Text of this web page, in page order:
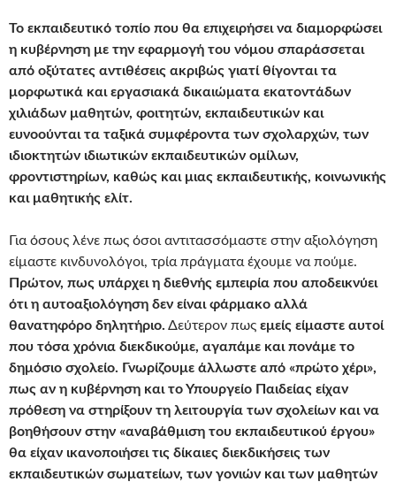
Το εκπαιδευτικό τοπίο που θα επιχειρήσει να διαμορφώσει
η κυβέρνηση με την εφαρμογή του νόμου σπαράσσεται
από οξύτατες αντιθέσεις ακριβώς γιατί θίγονται τα
μορφωτικά και εργασιακά δικαιώματα εκατοντάδων
χιλιάδων μαθητών, φοιτητών, εκπαιδευτικών και
ευνοούνται τα ταξικά συμφέροντα των σχολαρχών, των
ιδιοκτητών ιδιωτικών εκπαιδευτικών ομίλων,
φροντιστηρίων, καθώς και μιας εκπαιδευτικής, κοινωνικής
και μαθητικής ελίτ.
Για όσους λένε πως όσοι αντιτασσόμαστε στην αξιολόγηση
είμαστε κινδυνολόγοι, τρία πράγματα έχουμε να πούμε.
Πρώτον, πως υπάρχει η διεθνής εμπειρία που αποδεικνύει
ότι η αυτοαξιολόγηση δεν είναι φάρμακο αλλά
θανατηφόρο δηλητήριο. Δεύτερον πως εμείς είμαστε αυτοί
που τόσα χρόνια διεκδικούμε, αγαπάμε και πονάμε το
δημόσιο σχολείο. Γνωρίζουμε άλλωστε από «πρώτο χέρι»,
πως αν η κυβέρνηση και το Υπουργείο Παιδείας είχαν
πρόθεση να στηρίξουν τη λειτουργία των σχολείων και να
βοηθήσουν στην «αναβάθμιση του εκπαιδευτικού έργου»
θα είχαν ικανοποιήσει τις δίκαιες διεκδικήσεις των
εκπαιδευτικών σωματείων, των γονιών και των μαθητών